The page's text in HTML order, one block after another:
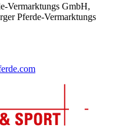
Vermarktungs GmbH,
Pferde-Vermarktungs